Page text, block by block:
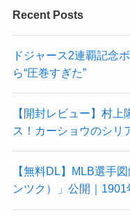
Recent Posts
ドジャース2連覇記念
ら“圧巻すぎた”
【開封レビュー】村
ス！カーショウのシリ
【無料DL】MLB選手
ンツク）」公開｜